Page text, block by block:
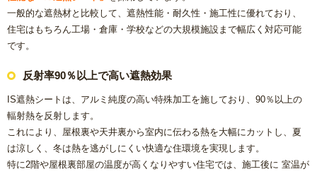
【数量限定3台】大特価トイレ
激安！プチリフォーム
キャンペーン商品
福岡でリフォーム協力業者を募集しています！
一般的な遮熱材と比較して、遮熱性能・耐久性・施工性に優れており、
住宅はもちろん工場・倉庫・学校などの大規模施設まで幅広く対応可能
です。
反射率90％以上で高い遮熱効果
IS遮熱シートは、アルミ純度の高い特殊加工を施しており、90％以上の
輻射熱を反射します。
これにより、屋根裏や天井裏から室内に伝わる熱を大幅にカットし、夏
は涼しく、冬は熱を逃がしにくい快適な住環境を実現します。
特に2階や屋根裏部屋の温度が高くなりやすい住宅では、施工後に 室温が